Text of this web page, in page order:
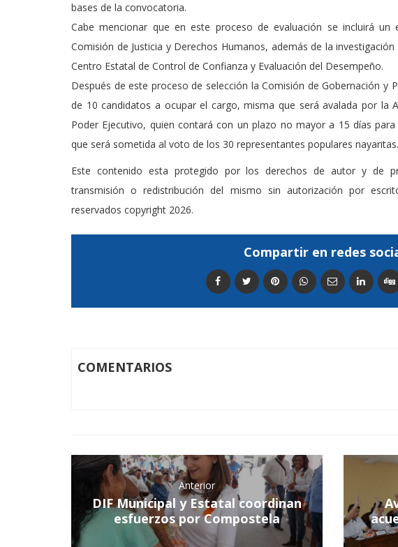
bases de la convocatoria.
Cabe mencionar que en este proceso de evaluación se incluirá un
Comisión de Justicia y Derechos Humanos, además de la
Centro Estatal de Control de Confianza y Evaluación del Desempeño.
Después de este proceso de selección la Comisión de Gobernación y
de 10 candidatos a ocupar el cargo, misma que será avalada por la
Poder Ejecutivo, quien contará con un plazo no mayor a 15 días
que será sometida al voto de los 30 representantes populares nayaritas.
Este contenido esta protegido por los derechos de autor y de
transmisión o redistribución del mismo sin autorización por
reservados copyright 2026.
Compartir en redes
COMENTARIOS
Anterior
DIF Municipal y Estatal coordinan
esfuerzos por Compostela